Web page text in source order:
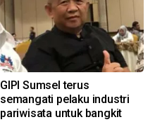
GIPI Sumsel terus
semangati pelaku industri
pariwisata untuk bangkit